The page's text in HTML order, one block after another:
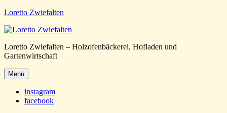
Loretto Zwiefalten
Loretto Zwiefalten – Holzofenbäckerei, Hofladen und
Gartenwirtschaft
Menü
instagram
facebook